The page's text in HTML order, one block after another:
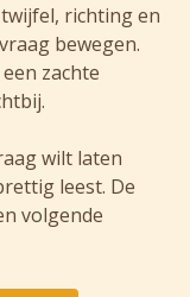
richting en
bewegen.
zachte
wilt laten
leest. De
volgende